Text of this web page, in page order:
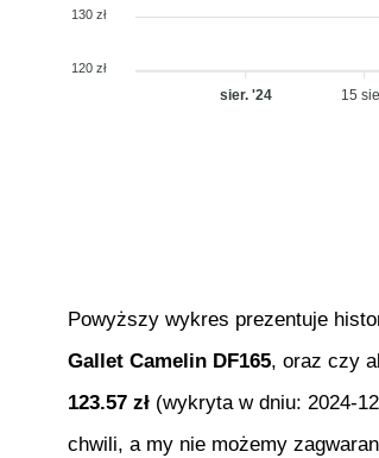
130 zł
120 zł
sier. '24 15
Powyższy wykres prezentuje
Gallet Camelin DF165, oraz czy
123.57 zł (wykryta w dniu: 2024-
chwili, a my nie możemy